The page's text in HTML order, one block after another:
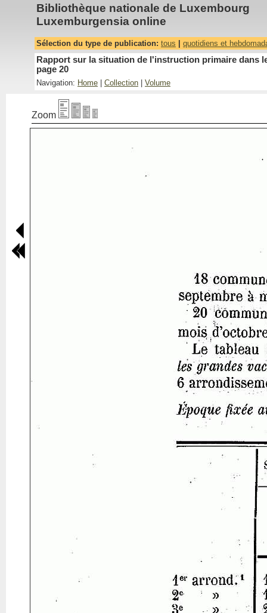
Bibliothèque nationale de Luxembourg
Luxemburgensia online
Sélection du type de publication: tous quotidiens et
Rapport sur la situation de l'instruction primaire dans
page 20
Navigation: Home Collection Volume
Zoom